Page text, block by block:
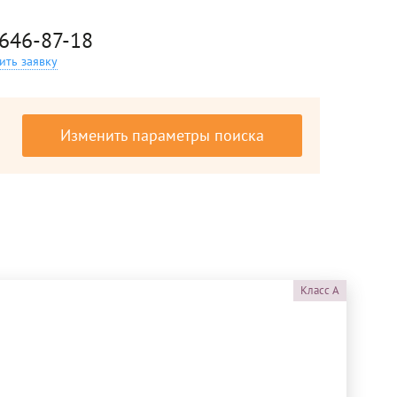
87-18
заявку
Изменить параметры поиска
Класс A